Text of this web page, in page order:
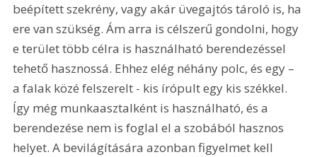
beépített szekrény, vagy akár üvegajtós tároló is, ha
ere van szükség. Ám arra is célszerű gondolni, hogy
e terület több célra is használható berendezéssel
tehető hasznossá. Ehhez elég néhány polc, és egy –
a falak közé felszerelt - kis írópult egy kis székkel.
Így még munkaasztalként is használható, és a
berendezése nem is foglal el a szobából hasznos
helyet. A bevilágítására azonban figyelmet kell